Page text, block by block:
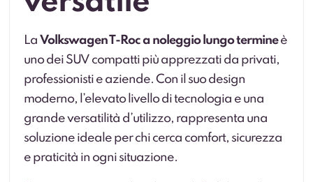
LaVolkswagen T-Roc a noleggio lungo termineè
uno dei SUV compatti più apprezzati da privati,
professionisti e aziende. Con il suo design
moderno, l’elevato livello di tecnologia e una
grande versatilità d’utilizzo, rappresenta una
soluzione ideale per chi cerca comfort, sicurezza
e praticità in ogni situazione.